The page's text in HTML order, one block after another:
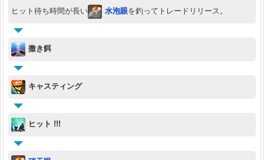
ヒット待ち時間が長い 水泡眼を釣ってトレードリリース。
撒き餌
キャスティング
ヒット !!!